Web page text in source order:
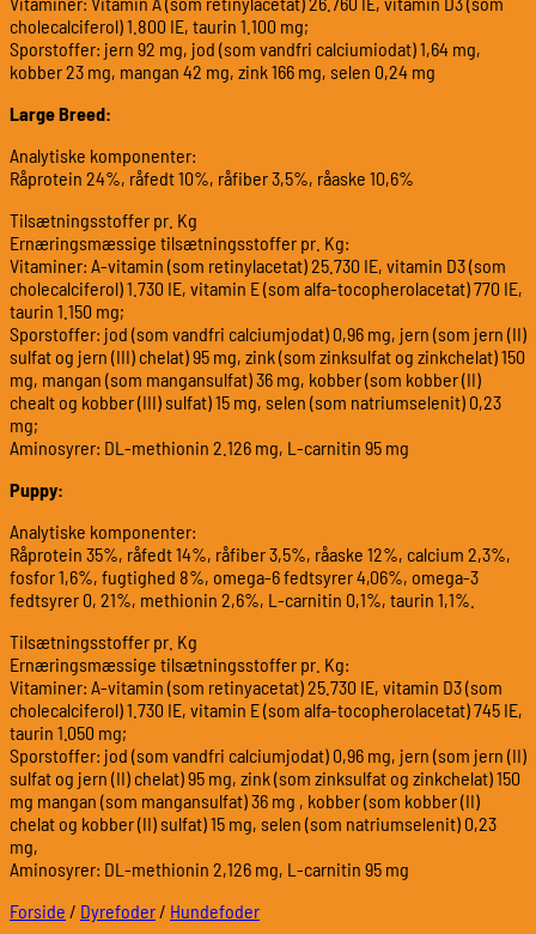
cholecalciferol) 1.800 IE, taurin 1.100 mg;
Sporstoffer: jern 92 mg, jod (som vandfri calciumiodat) 1,64 mg,
kobber 23 mg, mangan 42 mg, zink 166 mg, selen 0,24 mg
Large Breed:
Analytiske komponenter:
Råprotein 24%, råfedt 10%, råfiber 3,5%, råaske 10,6%
Tilsætningsstoffer pr. Kg
Ernæringsmæssige tilsætningsstoffer pr. Kg:
Vitaminer: A-vitamin (som retinylacetat) 25.730 IE, vitamin D3 (som
cholecalciferol) 1.730 IE, vitamin E (som alfa-tocopherolacetat) 770 IE,
taurin 1.150 mg;
Sporstoffer: jod (som vandfri calciumjodat) 0,96 mg, jern (som jern (II)
sulfat og jern (III) chelat) 95 mg, zink (som zinksulfat og zinkchelat) 150
mg, mangan (som mangansulfat) 36 mg, kobber (som kobber (II)
chealt og kobber (III) sulfat) 15 mg, selen (som natriumselenit) 0,23
mg;
Aminosyrer: DL-methionin 2.126 mg, L-carnitin 95 mg
Puppy:
Analytiske komponenter:
Råprotein 35%, råfedt 14%, råfiber 3,5%, råaske 12%, calcium 2,3%,
fosfor 1,6%, fugtighed 8%, omega-6 fedtsyrer 4,06%, omega-3
fedtsyrer 0, 21%, methionin 2,6%, L-carnitin 0,1%, taurin 1,1%.
Tilsætningsstoffer pr. Kg
Ernæringsmæssige tilsætningsstoffer pr. Kg:
Vitaminer: A-vitamin (som retinyacetat) 25.730 IE, vitamin D3 (som
cholecalciferol) 1.730 IE, vitamin E (som alfa-tocopherolacetat) 745 IE,
taurin 1.050 mg;
Sporstoffer: jod (som vandfri calciumjodat) 0,96 mg, jern (som jern (II)
sulfat og jern (II) chelat) 95 mg, zink (som zinksulfat og zinkchelat) 150
mg mangan (som mangansulfat) 36 mg , kobber (som kobber (II)
chelat og kobber (II) sulfat) 15 mg, selen (som natriumselenit) 0,23
mg,
Aminosyrer: DL-methionin 2,126 mg, L-carnitin 95 mg
Forside / Dyrefoder/ Hundefoder